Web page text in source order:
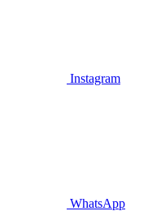
Instagram
WhatsApp